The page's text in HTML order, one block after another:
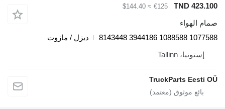
TND
€125
≈ $144.40
ديزل / مازوت
TruckParts